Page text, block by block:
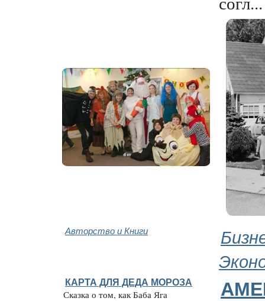
Авторство и Книги
КАРТА ДЛЯ ДЕДА МОРОЗА
Сказка о том, как Баба Яга